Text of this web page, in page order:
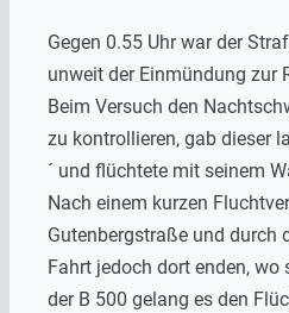
Gegen 0.55 Uhr war der
unweit der Einmündung zur
Beim Versuch den
zu kontrollieren, gab dieser
´ und flüchtete mit seinem
Nach einem kurzen
Gutenbergstraße und durch
Fahrt jedoch dort enden,
der B 500 gelang es den